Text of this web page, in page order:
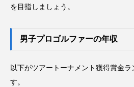
を目指しましょう。
男子プロゴルファーの年収
以下がツアートーナメント獲得賞金
す。